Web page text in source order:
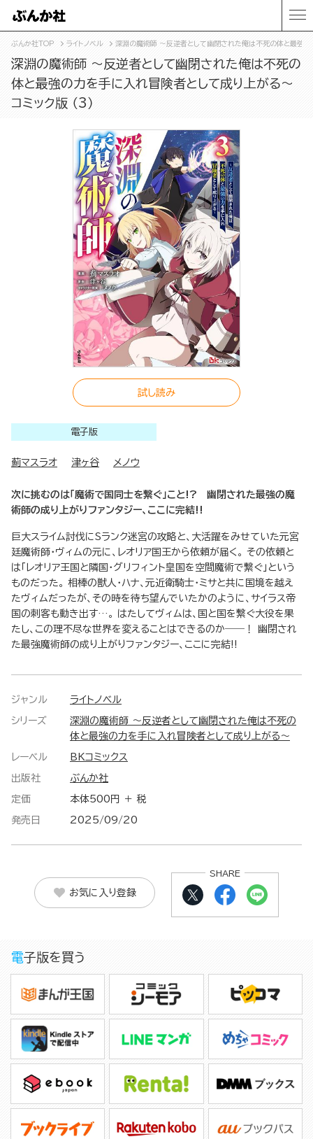
ぶんか社TOP ライトノベル 深淵の魔術師 ～反逆者として幽閉された俺は不死の体と最強の
深淵の魔術師 ～反逆者として幽閉された俺は不死の
体と最強の力を手に入れ冒険者として成り上がる～
コミック版 （3）
試し読み
電子版
薊マスラオ 津ヶ谷 メノウ
次に挑むのは「魔術で国同士を繋ぐ」こと!? 幽閉された最強の魔
術師の成り上がりファンタジー、ここに完結!!
巨大スライム討伐にSランク迷宮の攻略と、大活躍をみせていた元宮
廷魔術師・ヴィムの元に、レオリア国王から依頼が届く。 その依頼と
は「レオリア王国と隣国・グリフィント皇国を空間魔術で繋ぐ」という
ものだった。 相棒の獣人・ハナ、元近衛騎士・ミサと共に国境を越え
たヴィムだったが、その時を待ち望んでいたかのように、サイラス帝
国の刺客も動き出す…。 はたしてヴィムは、国と国を繋ぐ大役を果
たし、この理不尽な世界を変えることはできるのか――！ 幽閉され
た最強魔術師の成り上がりファンタジー、ここに完結!!
ジャンル ライトノベル
シリーズ
深淵の魔術師 ～反逆者として幽閉された俺は不死の
体と最強の力を手に入れ冒険者として成り上がる～
レーベル BKコミックス
出版社 ぶんか社
定価 本体500円 ＋ 税
発売日 2025/09/20
お気に入り登録
SHARE
電子版を買う